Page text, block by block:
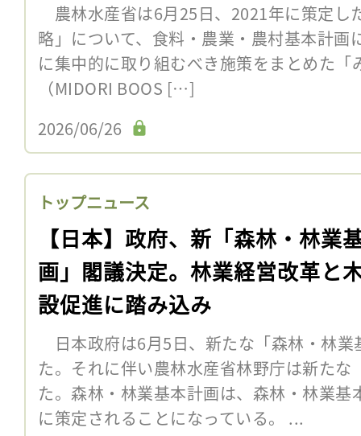
農林水産省は6月25日、2021年に策定し
略」について、食料・農業・農村基本計画
に集中的に取り組むべき施策をまとめた「
（MIDORI BOOS […]
2026/06/26
トップニュース
【日本】政府、新「森林・林業
画」閣議決定。林業経営改革と
設促進に踏み込み
日本政府は6月5日、新たな「森林・林業
た。それに伴い農林水産省林野庁は新た
た。森林・林業基本計画は、森林・林業基
に策定されることになっている。 ...